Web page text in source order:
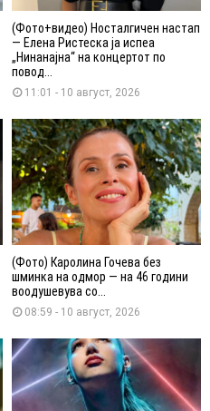
(Фото+видео) Носталгичен настап
— Елена Ристеска ја испеа
„Нинанајна“ на концертот по
повод...
11:01 - 10 август, 2026
(Фото) Каролина Гочева без
шминка на одмор — на 46 години
воодушевува со...
08:59 - 10 август, 2026